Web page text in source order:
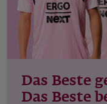
Das Beste
Das Beste